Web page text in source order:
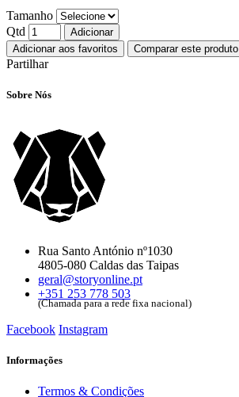
Tamanho
Qtd
Adicionar
Adicionar aos favoritos
Comparar este produto
Partilhar
Sobre Nós
Rua Santo António nº1030
4805-080 Caldas das Taipas
geral@storyonline.pt
+351 253 778 503
(Chamada para a rede fixa nacional)
Facebook Instagram
Informações
Termos & Condições